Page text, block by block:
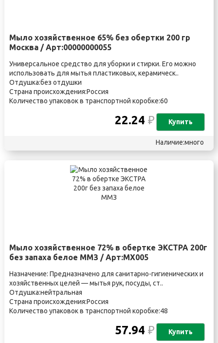
Мыло хозяйственное 65% без обертки 200 гр
Москва / Арт:00000000055
Универсальное средство для уборки и стирки. Его можно
использовать для мытья пластиковых, керамическ..
Отдушка:без отдушки
Страна происхождения:Россия
Количество упаковок в транспортной коробке:60
22.24₽ Купить
Наличие:много
Мыло хозяйственное 72% в обертке ЭКСТРА 200г
без запаха белое ММЗ / Арт:МХ005
Назначение: Предназначено для санитарно-гигиенических и
хозяйственных целей — мытья рук, посуды, ст..
Отдушка:нейтральная
Страна происхождения:Россия
Количество упаковок в транспортной коробке:48
57.94₽ Купить